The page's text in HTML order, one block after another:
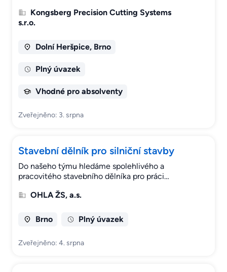
Kongsberg Precision Cutting Systems
s.r.o.
Dolní Heršpice, Brno
Plný úvazek
Vhodné pro absolventy
Zveřejněno: 3. srpna
Stavební dělník pro silniční stavby
Do našeho týmu hledáme spolehlivého a
pracovitého stavebního dělníka pro práci…
OHLA ŽS, a.s.
Brno Plný úvazek
Zveřejněno: 4. srpna